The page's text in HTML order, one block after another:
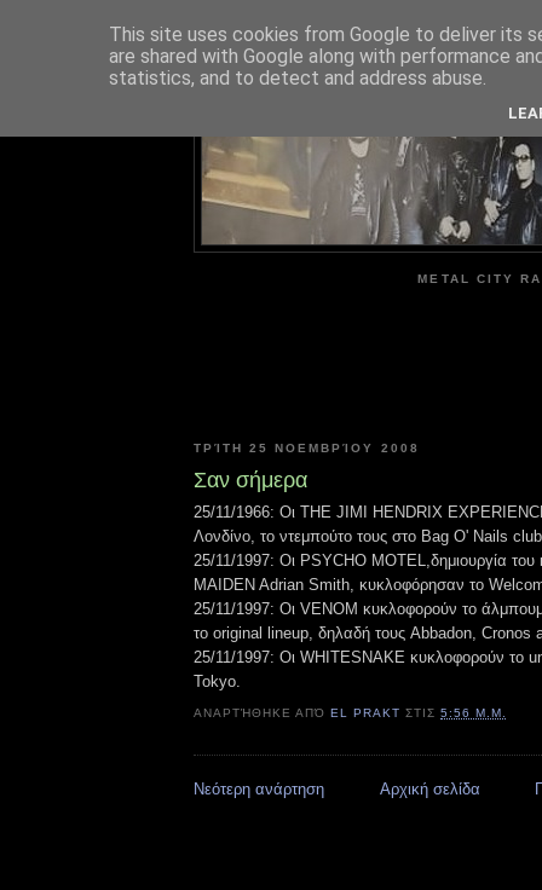
METAL CITY
ΤΡΊΤΗ 25 ΝΟΕΜΒΡΊΟΥ 2008
Σαν σήμερα
25/11/1966: Οι THE JIMI HENDRIX
Λονδίνο, το ντεμπούτο τους στο Bag O' Nails
25/11/1997: Οι PSYCHO MOTEL,δημιουργία του
MAIDEN Adrian Smith, κυκλοφόρησαν το
25/11/1997: Οι VENOM κυκλοφορούν το
το original lineup, δηλαδή τους Abbadon, Cronos
25/11/1997: Οι WHITESNAKE κυκλοφορούν το
Tokyo.
ΑΝΑΡΤΉΘΗΚΕ ΑΠΌEL PRAKT ΣΤΙΣ5:56 Μ.Μ.
Νεότερη ανάρτηση Αρχική σελίδα
This site uses cookies from Google to deliver its
are shared with Google along with performance
statistics, and to detect and address abuse.